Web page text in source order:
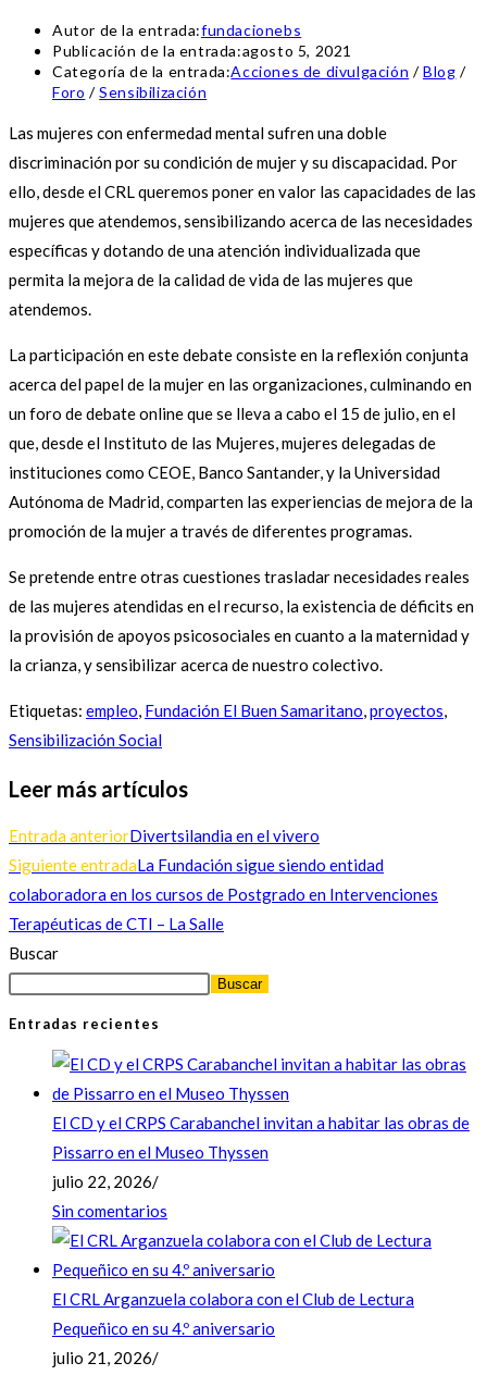
Autor de la entrada:fundacionebs
Publicación de la entrada:agosto 5, 2021
Categoría de la entrada:Acciones de divulgación / Blog /
Foro / Sensibilización
Las mujeres con enfermedad mental sufren una doble
discriminación por su condición de mujer y su discapacidad. Por
ello, desde el CRL queremos poner en valor las capacidades de las
mujeres que atendemos, sensibilizando acerca de las necesidades
específicas y dotando de una atención individualizada que
permita la mejora de la calidad de vida de las mujeres que
atendemos.
La participación en este debate consiste en la reflexión conjunta
acerca del papel de la mujer en las organizaciones, culminando en
un foro de debate online que se lleva a cabo el 15 de julio, en el
que, desde el Instituto de las Mujeres, mujeres delegadas de
instituciones como CEOE, Banco Santander, y la Universidad
Autónoma de Madrid, comparten las experiencias de mejora de la
promoción de la mujer a través de diferentes programas.
Se pretende entre otras cuestiones trasladar necesidades reales
de las mujeres atendidas en el recurso, la existencia de déficits en
la provisión de apoyos psicosociales en cuanto a la maternidad y
la crianza, y sensibilizar acerca de nuestro colectivo.
Etiquetas: empleo, Fundación El Buen Samaritano,proyectos,
Sensibilización Social
Leer más artículos
Entrada anteriorDivertsilandia en el vivero
Siguiente entradaLa Fundación sigue siendo entidad
colaboradora en los cursos de Postgrado en Intervenciones
Terapéuticas de CTI – La Salle
Buscar
Buscar
Entradas recientes
El CD y el CRPS Carabanchel invitan a habitar las obras de
Pissarro en el Museo Thyssen
julio 22, 2026/
Sin comentarios
El CRL Arganzuela colabora con el Club de Lectura
Pequeñico en su 4.º aniversario
julio 21, 2026/